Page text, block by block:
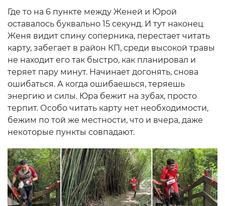
Где то на 6 пункте между Женей и Юрой
оставалось буквально 15 секунд. И тут наконец
Женя видит спину соперника, перестает читать
карту, забегает в район КП, среди высокой травы
не находит его так быстро, как планировал и
теряет пару минут. Начинает догонять, снова
ошибаться. А когда ошибаешься, теряешь
энергию и силы. Юра бежит на зубах, просто
терпит. Особо читать карту нет необходимости,
бежим по той же местности, что и вчера, даже
некоторые пункты совпадают.